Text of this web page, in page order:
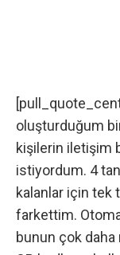
oluşturduğum
kişilerin iletişim
istiyordum. 4
kalanlar için tek
farkettim.
bunun çok